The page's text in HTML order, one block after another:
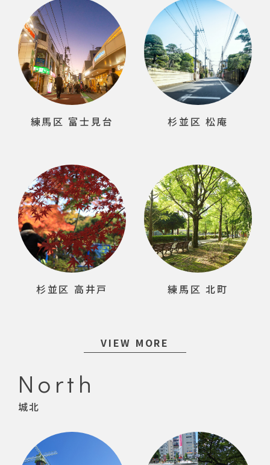
練馬区 富士見台 杉並区 松庵
杉並区 高井戸 練馬区 北町
VIEW MORE
城北
North